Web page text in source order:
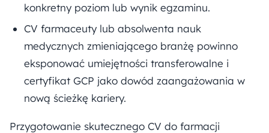
konkretny poziom lub wynik egzaminu.
CV farmaceuty lub absolwenta nauk
medycznych zmieniającego branżę powinno
eksponować umiejętności transferowalne i
certyfikat GCP jako dowód zaangażowania w
nową ścieżkę kariery.
Przygotowanie skutecznego CV do farmacji